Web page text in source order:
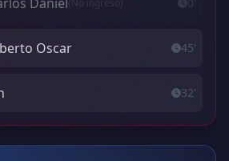
(No ingresó)
Oscar 45'
32'